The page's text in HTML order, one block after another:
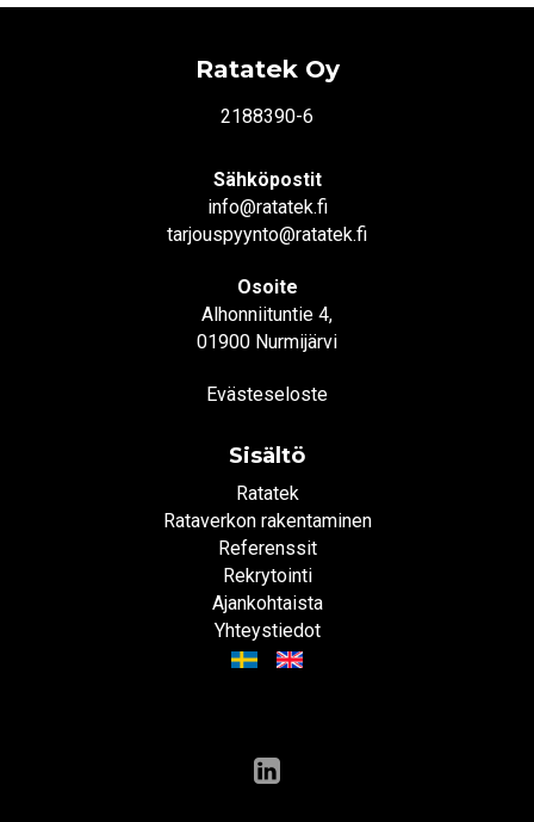
Ratatek Oy
2188390-6
Sähköpostit
info@ratatek.fi
tarjouspyynto@ratatek.fi
Osoite
Alhonniituntie 4,
01900 Nurmijärvi
Evästeseloste
Sisältö
Ratatek
Rataverkon rakentaminen
Referenssit
Rekrytointi
Ajankohtaista
Yhteystiedot